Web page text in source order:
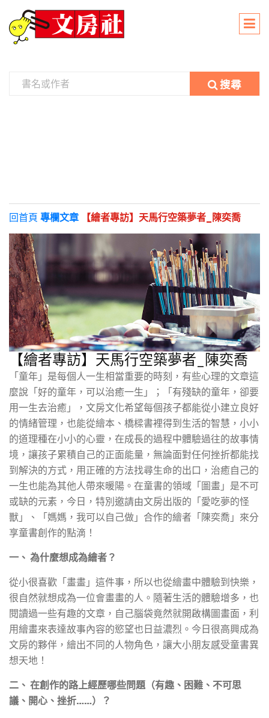
搜尋
回首頁專欄文章 【繪者專訪】天馬行空築夢者_陳奕喬
【繪者專訪】天馬行空築夢者_陳奕喬
「童年」是每個人一生相當重要的時刻，有些心理的文章這
麼說「好的童年，可以治癒一生」；「有殘缺的童年，卻要
用一生去治癒」，文房文化希望每個孩子都能從小建立良好
的情緒管理，也能從繪本、橋樑書裡得到生活的智慧，小小
的道理種在小小的心靈，在成長的過程中體驗過往的故事情
境，讓孩子累積自己的正面能量，無論面對任何挫折都能找
到解決的方式，用正確的方法找尋生命的出口，治癒自己的
一生也能為其他人帶來暖陽。在童書的領域「圖畫」是不可
或缺的元素，今日，特別邀請由文房出版的「愛吃夢的怪
獸」、「媽媽，我可以自己做」合作的繪者「陳奕喬」來分
享童書創作的點滴！
一、 為什麼想成為繪者？
從小很喜歡「畫畫」這件事，所以也從繪畫中體驗到快樂，
很自然就想成為一位會畫畫的人。隨著生活的體驗增多，也
閱讀過一些有趣的文章，自己腦袋竟然就開啟構圖畫面，利
用繪畫來表達故事內容的慾望也日益濃烈。今日很高興成為
文房的夥伴，繪出不同的人物角色，讓大小朋友感受童書異
想天地！
二、 在創作的路上經歷哪些問題（有趣、困難、不可思
議、開心、挫折……）？